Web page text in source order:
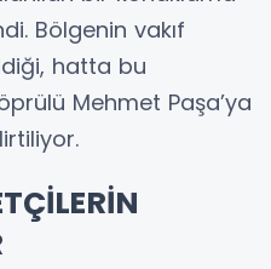
Bölgenin vakıf
hatta bu
Mehmet Paşa’ya